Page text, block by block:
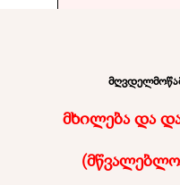
მხილება და
(